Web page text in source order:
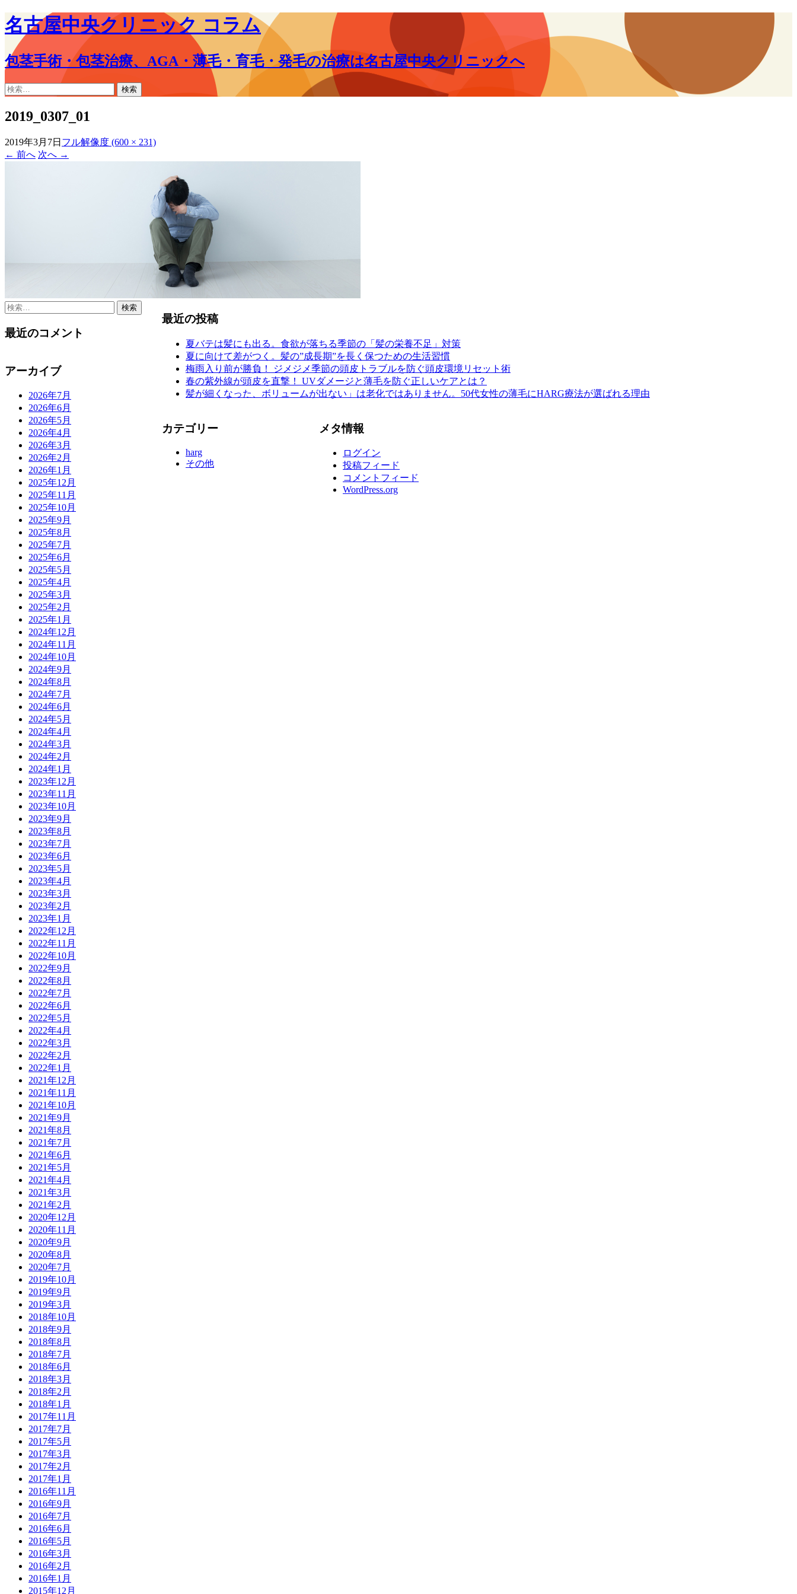
名古屋中央クリニック コラム
包茎手術・包茎治療、AGA・薄毛・育毛・発毛の治療は名古屋中央クリニックへ
コ
ン
テ
ツ
ス
検
索:
2019_0307_01
2019年3月7日 フル解像度 (600 × 231)
← 前へ 次へ →
検
最近の投稿
夏バテは髪にも出る。食欲が落ちる季節の「髪の栄養不足」対策
夏に向けて差がつく。髪の”成長期”を長く保つための生活習慣
梅雨入り前が勝負！ ジメジメ季節の頭皮トラブルを防ぐ頭皮環境リセット術
春の紫外線が頭皮を直撃！ UVダメージと薄毛を防ぐ正しいケアとは？
髪が細くなった、ボリュームが出ない」は老化ではありません。50代女性の薄毛にHARG療法が選ばれる理由
最近のコメント
アーカイブ
2026年7月
2026年6月
2026年5月
2026年4月
2026年3月
2026年2月
2026年1月
2025年12月
2025年11月
2025年10月
2025年9月
2025年8月
2025年7月
2025年6月
2025年5月
2025年4月
2025年3月
2025年2月
2025年1月
2024年12月
2024年11月
2024年10月
2024年9月
2024年8月
2024年7月
2024年6月
2024年5月
2024年4月
2024年3月
2024年2月
2024年1月
2023年12月
2023年11月
2023年10月
2023年9月
2023年8月
2023年7月
2023年6月
2023年5月
2023年4月
2023年3月
2023年2月
2023年1月
2022年12月
2022年11月
2022年10月
2022年9月
2022年8月
2022年7月
2022年6月
2022年5月
2022年4月
2022年3月
2022年2月
2022年1月
2021年12月
2021年11月
2021年10月
2021年9月
2021年8月
2021年7月
2021年6月
2021年5月
2021年4月
2021年3月
2021年2月
2020年12月
2020年11月
2020年9月
2020年8月
2020年7月
2019年10月
2019年9月
2019年3月
2018年10月
2018年9月
2018年8月
2018年7月
2018年6月
2018年3月
2018年2月
2018年1月
2017年11月
2017年7月
2017年5月
2017年3月
2017年2月
2017年1月
2016年11月
2016年9月
2016年7月
2016年6月
2016年5月
2016年3月
2016年2月
2016年1月
2015年12月
カテゴリー
harg
その他
メタ情報
ログイン
投稿フィード
コメントフィード
WordPress.org